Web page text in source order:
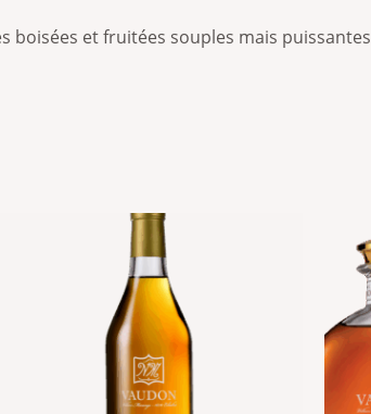
boisées et fruitées souples mais puissantes